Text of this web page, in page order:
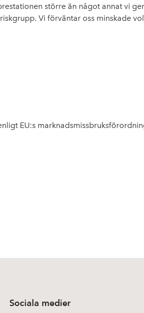
större än något annat vi
Vi förväntar oss minskade
EU:s
Sociala medier